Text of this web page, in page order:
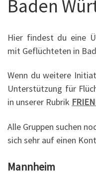
Baden
Hier findest du eine
mit Geflüchteten in
Wenn du weitere
Unterstützung für
in unserer Rubrik
Alle Gruppen suchen
sich sehr auf einen
Mannheim